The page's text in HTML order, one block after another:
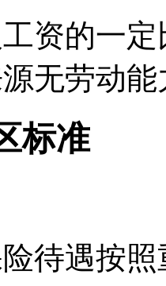
资的一
无劳动
标准
待遇按